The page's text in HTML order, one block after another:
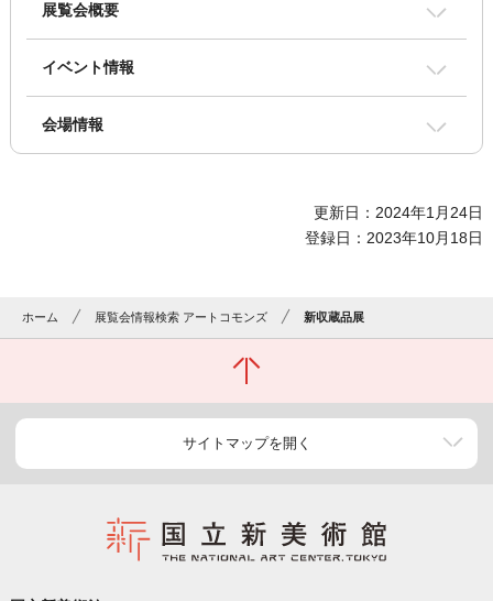
展覧会概要
イベント情報
会場情報
更新日：2024年1月24日
登録日：2023年10月18日
ホーム 展覧会情報検索 アートコモンズ 新収蔵品展
サイトマップを開く